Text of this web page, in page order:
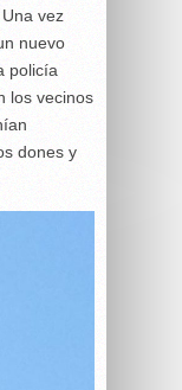
vez
nuevo
policía
los vecinos
dones y